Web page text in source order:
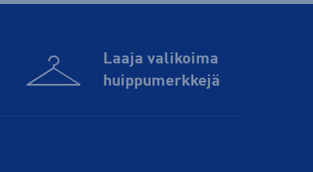
Laaja valikoima
huippu­merkkejä